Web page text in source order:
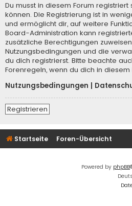
Du musst in diesem Forum
können. Die Registrierung ist in
und ermöglicht dir, auf weitere
Board-Administration kann
zusätzliche Berechtigungen
Nutzungsbedingungen und die
du dich registrierst. Bitte beachte
Forenregeln, wenn du dich in
Nutzungsbedingungen
Registrieren
Startseite Foren-Übersicht
Powered by phpBB